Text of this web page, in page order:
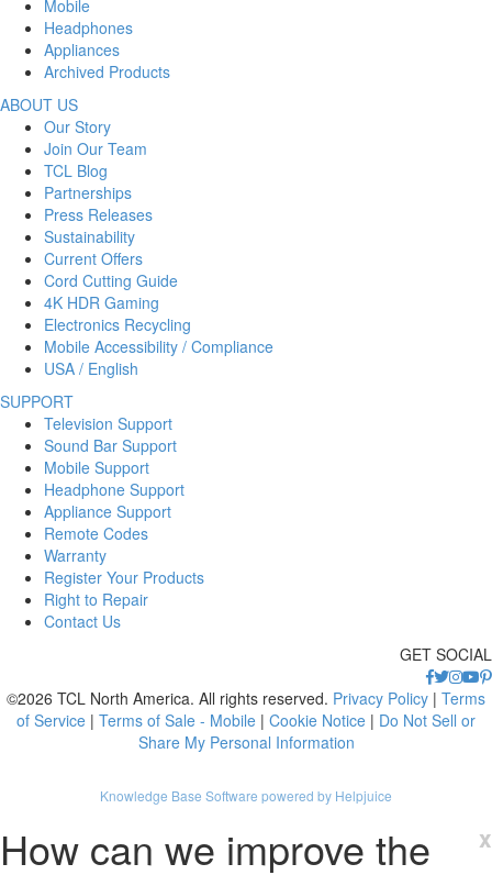
Mobile
Headphones
Appliances
Archived Products
ABOUT US
Our Story
Join Our Team
TCL Blog
Partnerships
Press Releases
Sustainability
Current Offers
Cord Cutting Guide
4K HDR Gaming
Electronics Recycling
Mobile Accessibility / Compliance
USA / English
SUPPORT
Television Support
Sound Bar Support
Mobile Support
Headphone Support
Appliance Support
Remote Codes
Warranty
Register Your Products
Right to Repair
Contact Us
GET SOCIAL
©2026 TCL North America. All rights reserved. Privacy Policy | Terms
of Service | Terms of Sale - Mobile | Cookie Notice | Do Not Sell or
Share My Personal Information
Knowledge Base Software powered by Helpjuice
x
How can we improve the